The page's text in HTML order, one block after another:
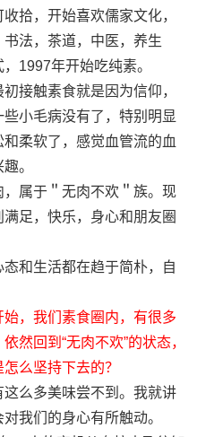
拾，开始喜欢儒家文化，
法，茶道，中医，养生
1997年开始吃纯素。
接触素食就是因为信仰，
小毛病没有了，特别明显
柔软了，感觉血管流的血
。
属于＂无肉不欢＂族。现
足，快乐，身心和朋友圈
和生活都在趋于简朴，自
，我们素食圈内，有很多
然回到“无肉不欢”的状态，
么坚持下去的？
么多美味尝不到。我就讲
我们的身心有所触动。